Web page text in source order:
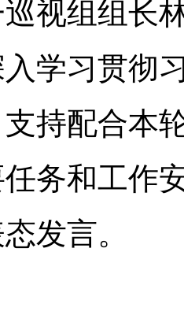
视组组长
学习贯彻
持配合本
务和工作
发言。